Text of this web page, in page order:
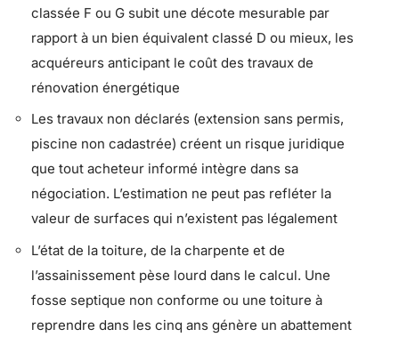
classée F ou G subit une décote mesurable par
rapport à un bien équivalent classé D ou mieux, les
acquéreurs anticipant le coût des travaux de
rénovation énergétique
Les travaux non déclarés (extension sans permis,
piscine non cadastrée) créent un risque juridique
que tout acheteur informé intègre dans sa
négociation. L’estimation ne peut pas refléter la
valeur de surfaces qui n’existent pas légalement
L’état de la toiture, de la charpente et de
l’assainissement pèse lourd dans le calcul. Une
fosse septique non conforme ou une toiture à
reprendre dans les cinq ans génère un abattement